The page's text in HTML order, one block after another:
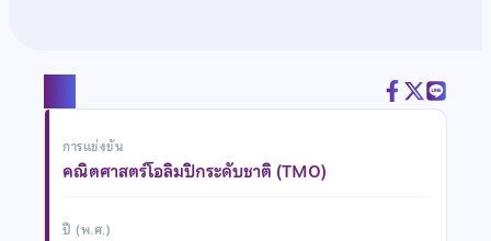
การแข่งขัน
คณิตศาสตร์โอลิมปิกระดับชาติ (TMO)
ปี (พ.ศ.)